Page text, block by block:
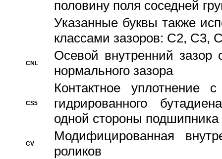
половину поля соседней
Указанные буквы также
классами зазоров: С2,
CNL
Осевой внутренний зазор
нормального зазора
CS5
Контактное уплотнение
гидрированного
одной стороны подшипника
CV
Модифицированная
роликов